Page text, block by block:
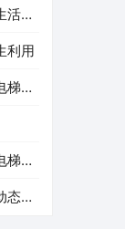
活更
利用
梯回
梯回
态回